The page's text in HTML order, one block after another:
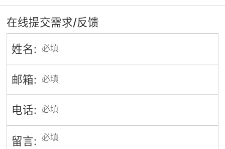
在线提交需求/反馈
姓名:
邮箱:
电话:
留言: